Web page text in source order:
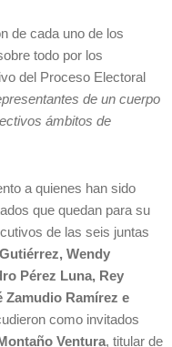
de cada uno de los
todo por los
del Proceso Electoral
de un cuerpo
ámbitos de
a quienes han sido
que quedan para su
de las seis juntas
Wendy
Pérez Luna, Rey
Zamudio Ramírez e
como invitados
Ventura, titular de